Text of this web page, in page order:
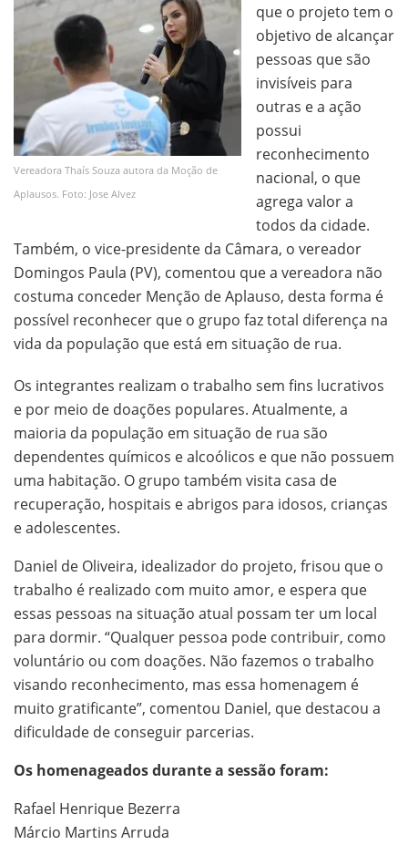
Vereadora Thaís Souza autora da Moção de
Aplausos. Foto: Jose Alvez
que o projeto tem o
objetivo de alcançar
pessoas que são
invisíveis para
outras e a ação
possui
reconhecimento
nacional, o que
agrega valor a
todos da cidade.
Também, o vice-presidente da Câmara, o vereador
Domingos Paula (PV), comentou que a vereadora não
costuma conceder Menção de Aplauso, desta forma é
possível reconhecer que o grupo faz total diferença na
vida da população que está em situação de rua.
Os integrantes realizam o trabalho sem fins lucrativos
e por meio de doações populares. Atualmente, a
maioria da população em situação de rua são
dependentes químicos e alcoólicos e que não possuem
uma habitação. O grupo também visita casa de
recuperação, hospitais e abrigos para idosos, crianças
e adolescentes.
Daniel de Oliveira, idealizador do projeto, frisou que o
trabalho é realizado com muito amor, e espera que
essas pessoas na situação atual possam ter um local
para dormir. “Qualquer pessoa pode contribuir, como
voluntário ou com doações. Não fazemos o trabalho
visando reconhecimento, mas essa homenagem é
muito gratificante”, comentou Daniel, que destacou a
dificuldade de conseguir parcerias.
Os homenageados durante a sessão foram:
Rafael Henrique Bezerra
Márcio Martins Arruda